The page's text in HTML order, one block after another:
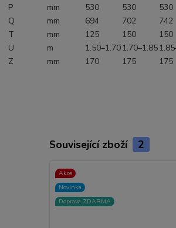
P
mm 530 530
530
Q
mm 694 702
742
T
mm 125 150
150
U
m 1.50–1.701.70–1.85
Z
mm 170 175 175
Související zboží 2
Akce
Novinka
Doprava ZDARMA